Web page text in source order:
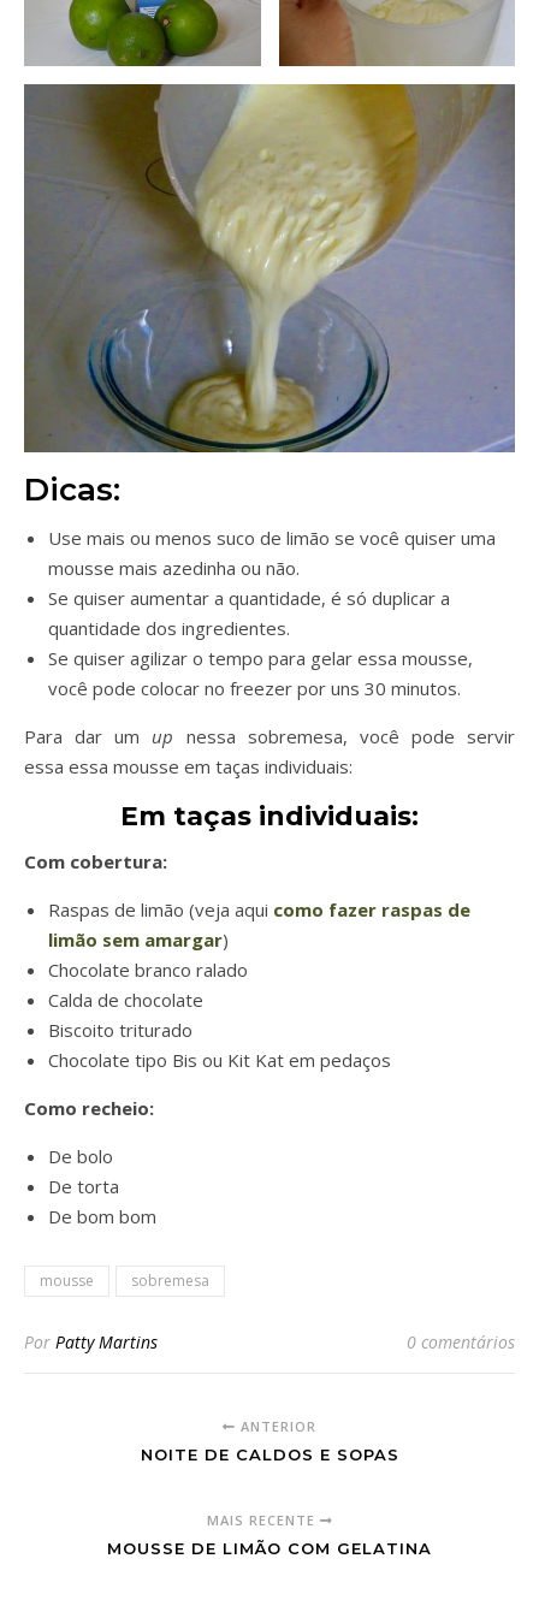
Dicas:
Use mais ou menos suco de limão se você quiser uma
mousse mais azedinha ou não.
Se quiser aumentar a quantidade, é só duplicar a
quantidade dos ingredientes.
Se quiser agilizar o tempo para gelar essa mousse,
você pode colocar no freezer por uns 30 minutos.
Para dar um up nessa sobremesa, você pode servir
essa essa mousse em taças individuais:
Em taças individuais:
Com cobertura:
Raspas de limão (veja aqui como fazer raspas de
limão sem amargar)
Chocolate branco ralado
Calda de chocolate
Biscoito triturado
Chocolate tipo Bis ou Kit Kat em pedaços
Como recheio:
De bolo
De torta
De bom bom
mousse sobremesa
Por Patty Martins 0 comentários
ANTERIOR
NOITE DE CALDOS E SOPAS
MAIS RECENTE
MOUSSE DE LIMÃO COM GELATINA